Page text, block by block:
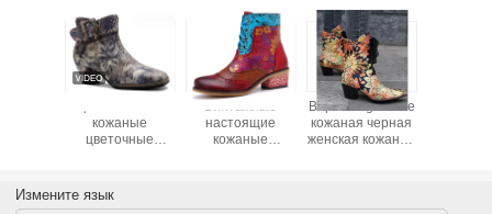
кожаные ботинки
с низким
Зимние женские
теплые
натуральные
лодыжек
Круглые женские
кожаные сапоги
черный военный
Измените язык